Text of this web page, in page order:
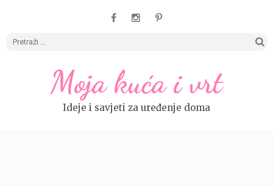
Moja kuća i vrt
Ideje i savjeti za uređenje doma